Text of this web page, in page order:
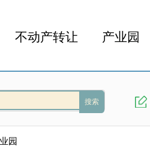
不动产转让 产业园
搜索
园